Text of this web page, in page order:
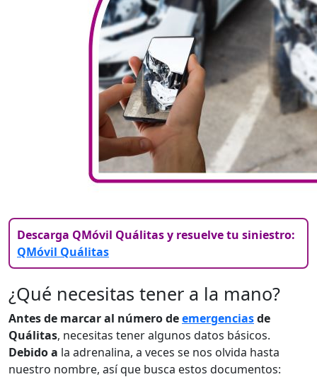
Descarga QMóvil Quálitas y resuelve tu siniestro:
QMóvil Quálitas
¿Qué necesitas tener a la mano?
Antes de marcar al número deemergenciasde
Quálitas, necesitas tener algunos datos básicos.
Debido a la adrenalina, a veces se nos olvida hasta
nuestro nombre, así que busca estos documentos: